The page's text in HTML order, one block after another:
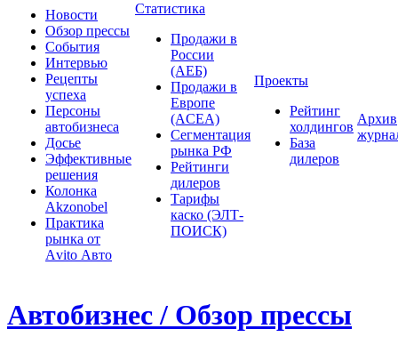
Новости
Обзор прессы
События
Интервью
Рецепты
успеха
Персоны
автобизнеса
Досье
Эффективные
решения
Колонка
Akzonobel
Практика
рынка от
Аvito Авто
Статистика
Продажи в
России
(АЕБ)
Продажи в
Европе
(ACEA)
Сегментация
рынка РФ
Рейтинги
дилеров
Тарифы
каско (ЭЛТ-
ПОИСК)
Проекты
Рейтинг
холдингов
База
дилеров
Архив
Автобизнес / Обзор прессы